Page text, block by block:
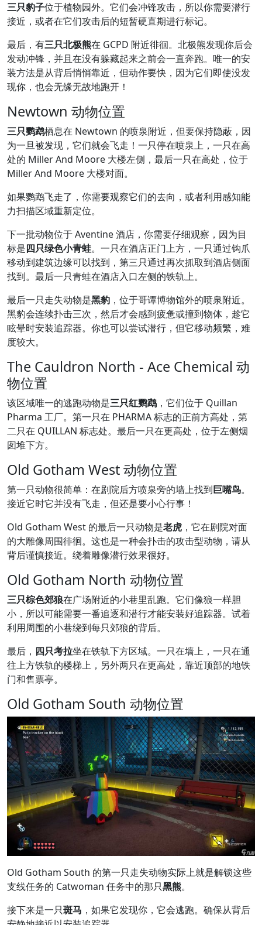
三只豹子位于植物园外。它们会冲锋攻击，所以你需要潜行
接近，或者在它们攻击后的短暂硬直期进行标记。
最后，有三只北极熊在 GCPD 附近徘徊。北极熊发现你后会
发动冲锋，并且在没有躲藏起来之前会一直奔跑。唯一的安
装方法是从背后悄悄靠近，但动作要快，因为它们即使没发
现你，也会无缘无故地跑开！
Newtown 动物位置
三只鹦鹉栖息在 Newtown 的喷泉附近，但要保持隐蔽，因
为一旦被发现，它们就会飞走！一只停在喷泉上，一只在高
处的 Miller And Moore 大楼左侧，最后一只在高处，位于
Miller And Moore 大楼对面。
如果鹦鹉飞走了，你需要观察它们的去向，或者利用感知能
力扫描区域重新定位。
下一批动物位于 Aventine 酒店，你需要仔细观察，因为目
标是四只绿色小青蛙。一只在酒店正门上方，一只通过钩爪
移动到建筑边缘可以找到，第三只通过再次抓取到酒店侧面
找到。最后一只青蛙在酒店入口左侧的铁轨上。
最后一只走失动物是黑豹 ，位于哥谭博物馆外的喷泉附近。
黑豹会连续扑击三次，然后才会感到疲惫或撞到物体，趁它
眩晕时安装追踪器。你也可以尝试潜行，但它移动频繁，难
度较大。
The Cauldron North - Ace Chemical 动
物位置
该区域唯一的逃跑动物是三只红鹦鹉 ，它们位于 Quillan
Pharma 工厂。第一只在 PHARMA 标志的正前方高处，第
二只在 QUILLAN 标志处。最后一只在更高处，位于左侧烟
囱堆下方。
Old Gotham West 动物位置
第一只动物很简单：在剧院后方喷泉旁的墙上找到巨嘴鸟。
接近它时它并没有飞走，但还是要小心行事！
Old Gotham West 的最后一只动物是老虎 ，它在剧院对面
的大雕像周围徘徊。这也是一种会扑击的攻击型动物，请从
背后谨慎接近。绕着雕像潜行效果很好。
Old Gotham North 动物位置
三只棕色郊狼在广场附近的小巷里乱跑。它们像狼一样胆
小，所以可能需要一番追逐和潜行才能安装好追踪器。试着
利用周围的小巷绕到每只郊狼的背后。
最后， 四只考拉坐在铁轨下方区域。一只在墙上，一只在通
往上方铁轨的楼梯上，另外两只在更高处，靠近顶部的地铁
门和售票亭。
Old Gotham South 动物位置
Old Gotham South 的第一只走失动物实际上就是解锁这些
支线任务的 Catwoman 任务中的那只黑熊。
接下来是一只斑马 ，如果它发现你，它会逃跑。确保从背后